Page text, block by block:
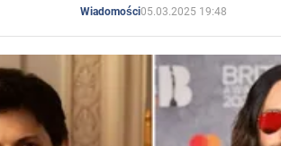
Wiadomości05.03.2025 19:48